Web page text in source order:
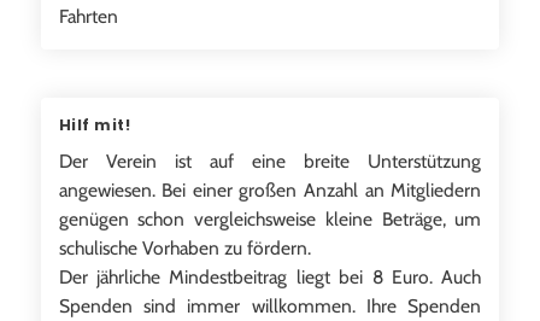
Fahrten
Hilf mit!
Der Verein ist auf eine breite Unterstützung
angewiesen. Bei einer großen Anzahl an Mitgliedern
genügen schon vergleichsweise kleine Beträge, um
schulische Vorhaben zu fördern.
Der jährliche Mindestbeitrag liegt bei 8 Euro. Auch
Spenden sind immer willkommen. Ihre Spenden